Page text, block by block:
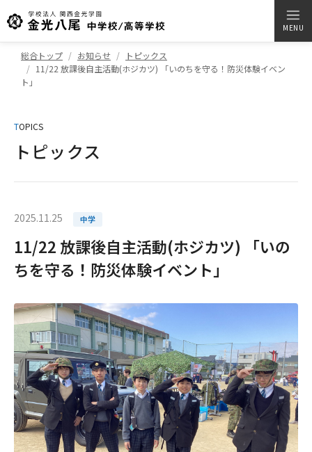
MENU
総合トップ お知らせ
トピックス
11/22 放課後自主活動(ホジカツ) 「いのちを守る！防災体験イベン
ト」
TOPICS
トピックス
2025.11.25 中学
11/22 放課後自主活動(ホジカツ) 「いの
ちを守る！防災体験イベント」